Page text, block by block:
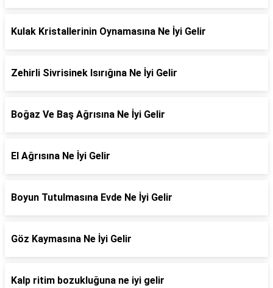
Kulak Kristallerinin Oynamasına Ne İyi Gelir
Zehirli Sivrisinek Isırığına Ne İyi Gelir
Boğaz Ve Baş Ağrısına Ne İyi Gelir
El Ağrısına Ne İyi Gelir
Boyun Tutulmasına Evde Ne İyi Gelir
Göz Kaymasına Ne İyi Gelir
Kalp ritim bozukluğuna ne iyi gelir